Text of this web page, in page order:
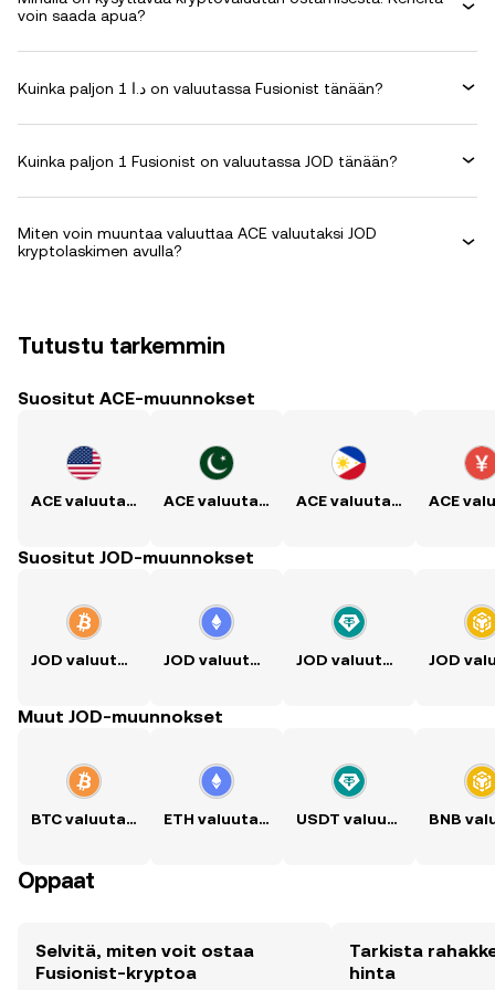
voin saada apua?
Kuinka paljon 1 د.ا on valuutassa Fusionist tänään?
Kuinka paljon 1 Fusionist on valuutassa JOD tänään?
Miten voin muuntaa valuuttaa ACE valuutaksi JOD
kryptolaskimen avulla?
Tutustu tarkemmin
Suositut ACE-muunnokset
ACE valuutaksi USD ACE valuutaksi PKR ACE valuutaksi PHP
Suositut JOD-muunnokset
JOD valuutaksi BTC JOD valuutaksi ETH JOD valuutaksi USDT
Muut JOD-muunnokset
BTC valuutaksi JOD ETH valuutaksi JOD USDT valuutaksi JOD
Oppaat
Selvitä, miten voit ostaa
Fusionist-kryptoa
Tarkista
hinta